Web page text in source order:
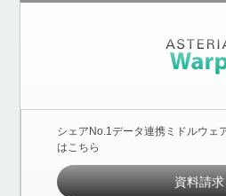
シェアNo.1データ連携ミドルウェ
はこちら
資料請求